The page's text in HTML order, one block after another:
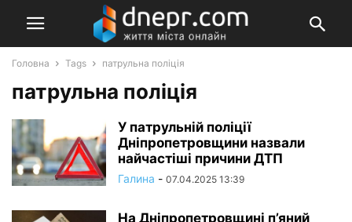
Головна Tags патрульна поліція
патрульна поліція
У патрульній поліції
Дніпропетровщини назвали
найчастіші причини ДТП
Галина - 07.04.2025 13:39
На Дніпропетровщині п’яний